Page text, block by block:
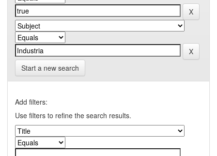
Start a new search
Add filters:
Use filters to refine the search results.